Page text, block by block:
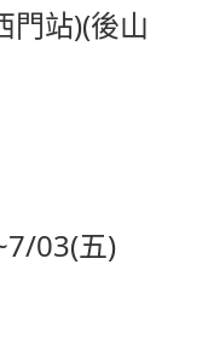
門站)(後山
03(五)